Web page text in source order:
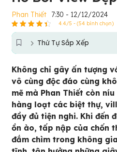
Phan Thiết 7:30 - 12/12/2024
4.4/5 - (54 bình chọn)
Thứ Tự Sắp Xếp
Không chỉ gây ấn tượng
vô cùng độc đáo cùng
mẽ mà Phan Thiết còn
hàng loạt các biệt thự,
đầy đủ tiện nghi. Khi đến
ồn ào, tấp nập của chốn
đắm chìm trong không